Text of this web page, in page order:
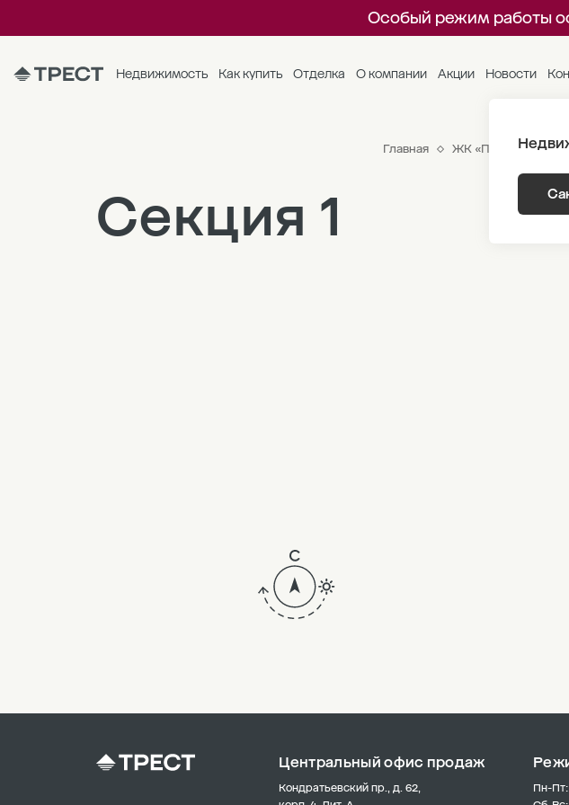
Особый режим работы
Недвижимость Как купить Отделка О компании Акции Новости
Главная ЖК «Парусная 1»
Секция 1
Центральный офис продаж
Кондратьевский пр., д. 62,
Пн-